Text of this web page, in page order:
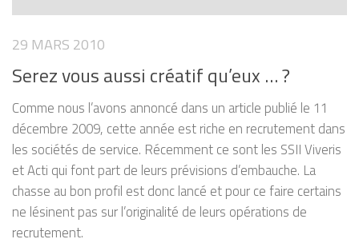
29 MARS 2010
Serez vous aussi créatif qu’eux … ?
Comme nous l’avons annoncé dans un article publié le 11
décembre 2009, cette année est riche en recrutement dans
les sociétés de service. Récemment ce sont les SSII Viveris
et Acti qui font part de leurs prévisions d’embauche. La
chasse au bon profil est donc lancé et pour ce faire certains
ne lésinent pas sur l’originalité de leurs opérations de
recrutement.